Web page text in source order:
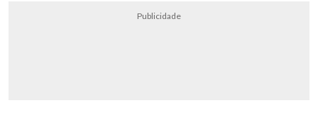
Publicidade